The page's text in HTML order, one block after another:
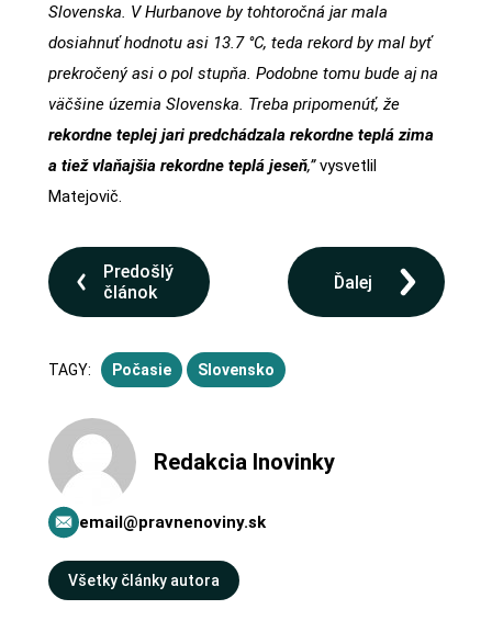
Slovenska. V Hurbanove by tohtoročná jar mala
dosiahnuť hodnotu asi 13.7 °C, teda rekord by mal byť
prekročený asi o pol stupňa. Podobne tomu bude aj na
väčšine územia Slovenska. Treba pripomenúť, že
rekordne teplej jari predchádzala rekordne teplá zima
a tiež vlaňajšia rekordne teplá jeseň,”vysvetlil
Matejovič.
Predošlý
článok
Ďalej
TAGY: Počasie Slovensko
Redakcia Inovinky
email@pravnenoviny.sk
Všetky články autora